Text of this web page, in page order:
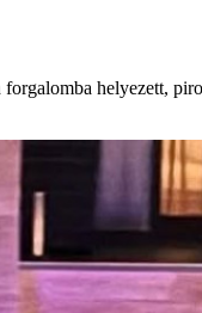
helyezett,